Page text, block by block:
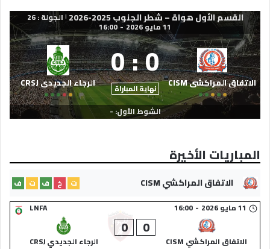
القسم الأول هواة – شطر الجنوب 2025-2026 | الجولة : 26
11 مايو 2026 -
16:00
الاتفاق المراكشي CISM 0
:
0
نهاية المباراة الرجاء الجديدي CRSJ
الشوط الأول: -
المباريات الأخيرة
الاتفاق المراكشي CISM ت خ ف ت
ف
LNFA
11 مايو 2026 -
16:00
الاتفاق المراكشي CISM
0
0
الرجاء الجديدي CRSJ